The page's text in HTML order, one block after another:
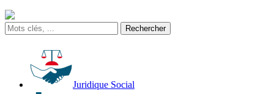
Juridique Social